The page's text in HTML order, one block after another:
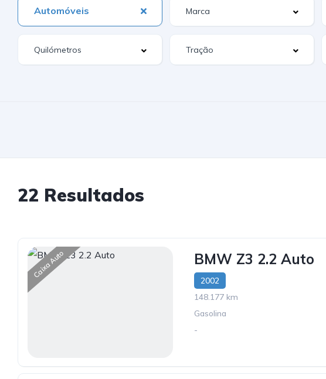
Automóveis
22 Resultados
Caixa Auto BMW Z3 2.2 Auto
2002
148.177 km
Gasolina
-